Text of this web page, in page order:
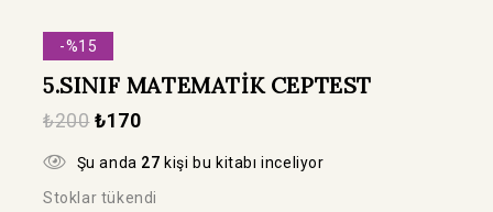
-%15
5.SINIF MATEMATİK CEPTEST
₺200 ₺170
Şu anda 27 kişi bu kitabı inceliyor
Stoklar tükendi